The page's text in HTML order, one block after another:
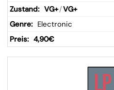
VG+/VG+
Electronic
4,90€